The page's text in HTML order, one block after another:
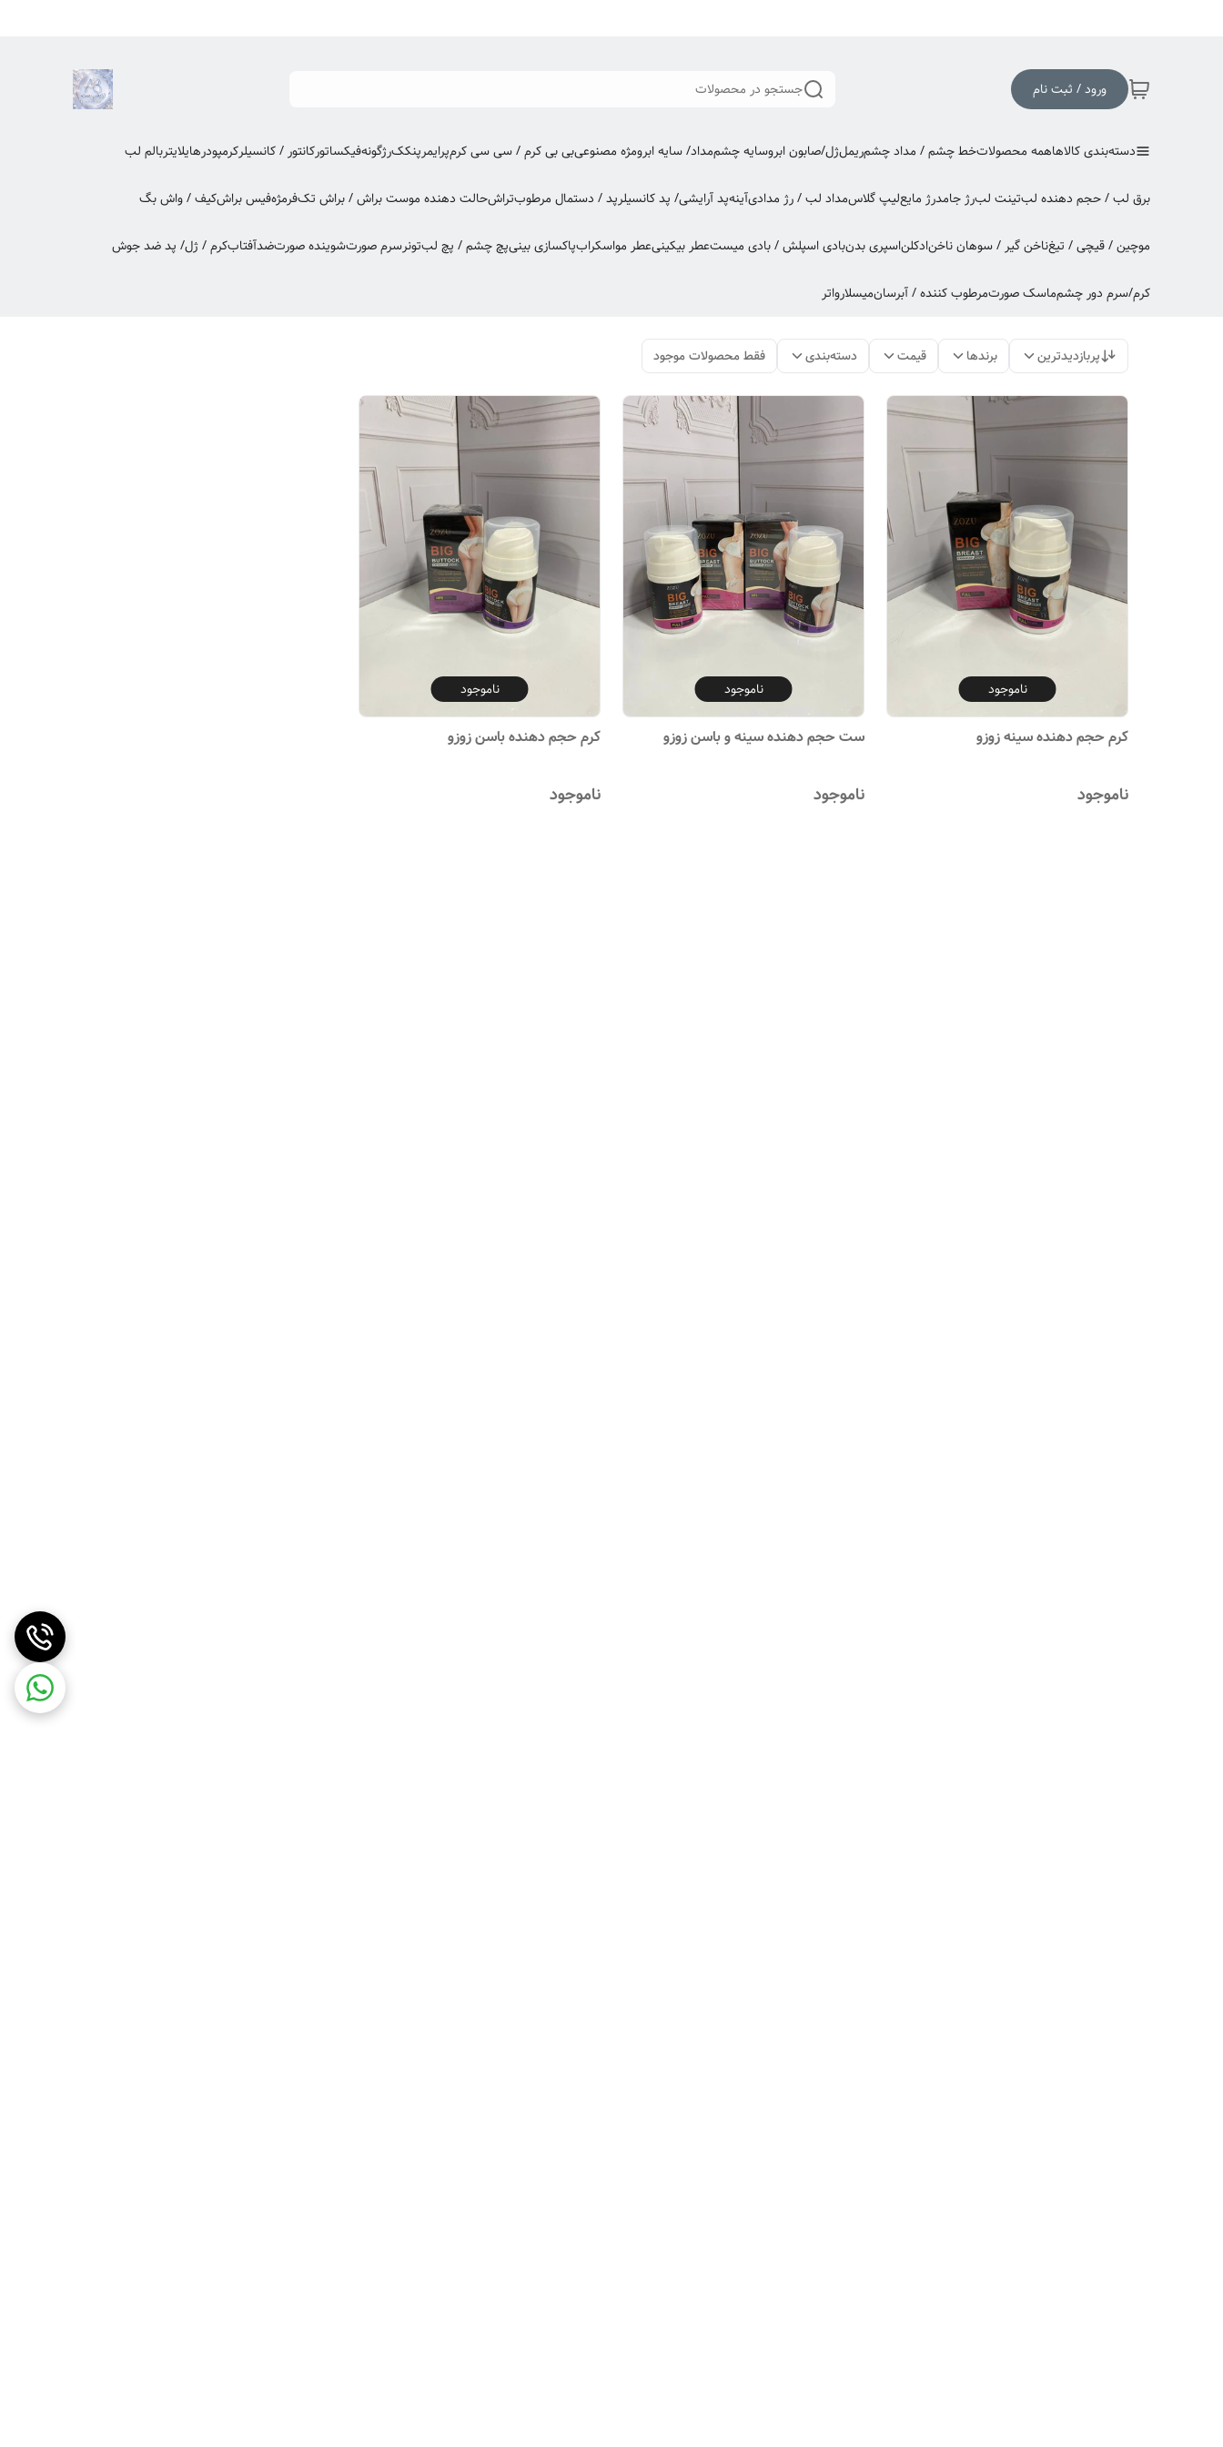
ورود / ثبت نام جستجو در محصولات
دسته‌بندی کالاهاهمه محصولاتخط چشم / مداد چشمریملژل/صابون ابروسایه چشممداد/ سایه ابرومژه مصنوعیبی بی کرم / سی سی کرمپرایمرپنککرژگونهفیکساتورکانتور / کانسیلرکرمپودرهایلایتربالم لب
برق لب / حجم دهنده لبتینت لبرژ جامدرژ مایعلیپ گلاسمداد لب / رژ مدادیآینهپد آرایشی/ پد کانسیلرپد / دستمال مرطوبتراشحالت دهنده موست براش / براش تکفرمژهفیس براشکیف / واش بگ
موچین / قیچی / تیغناخن گیر / سوهان ناخنادکلناسپری بدنبادی اسپلش / بادی میستعطر بیکینیعطر مواسکرابپاکسازی بینیپچ چشم / پچ لبتونرسرم صورتشوینده صورتضدآفتابکرم / ژل/ پد ضد جوش
کرم/سرم دور چشمماسک صورتمرطوب کننده / آبرسانمیسلارواتر
پربازدیدترین برندها قیمت دسته‌بندی فقط محصولات موجود
ناموجود
کرم حجم دهنده سینه زوزو
ناموجود
ناموجود
ست حجم دهنده سینه و باسن زوزو
ناموجود
ناموجود
کرم حجم دهنده باسن زوزو
ناموجود